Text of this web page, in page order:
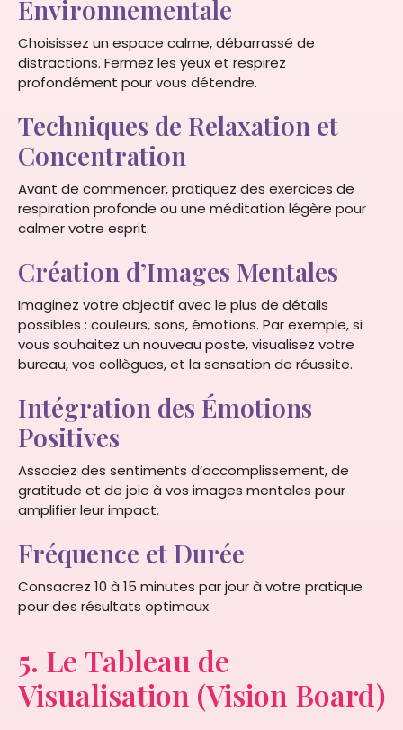
Environnementale
Choisissez un espace calme, débarrassé de
distractions. Fermez les yeux et respirez
profondément pour vous détendre.
Techniques de Relaxation et
Concentration
Avant de commencer, pratiquez des exercices de
respiration profonde ou une méditation légère pour
calmer votre esprit.
Création d’Images Mentales
Imaginez votre objectif avec le plus de détails
possibles : couleurs, sons, émotions. Par exemple, si
vous souhaitez un nouveau poste, visualisez votre
bureau, vos collègues, et la sensation de réussite.
Intégration des Émotions
Positives
Associez des sentiments d’accomplissement, de
gratitude et de joie à vos images mentales pour
amplifier leur impact.
Fréquence et Durée
Consacrez 10 à 15 minutes par jour à votre pratique
pour des résultats optimaux.
5. Le Tableau de
Visualisation (Vision Board)